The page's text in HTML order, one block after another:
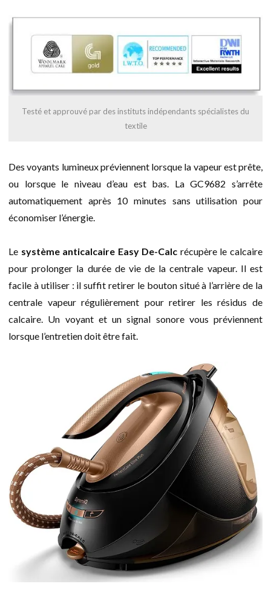
Testé et approuvé par des instituts indépendants spécialistes du
textile
Des voyants lumineux préviennent lorsque la vapeur est prête,
ou lorsque le niveau d’eau est bas. La GC9682 s’arrête
automatiquement après 10 minutes sans utilisation pour
économiser l’énergie.
Le système anticalcaire Easy De-Calc récupère le calcaire
pour prolonger la durée de vie de la centrale vapeur. Il est
facile à utiliser : il suffit retirer le bouton situé à l’arrière de la
centrale vapeur régulièrement pour retirer les résidus de
calcaire. Un voyant et un signal sonore vous préviennent
lorsque l’entretien doit être fait.